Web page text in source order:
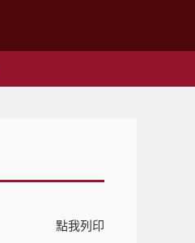
點我列印